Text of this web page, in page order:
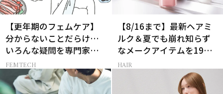
【更年期のフェムケア】
分からないことだらけ…
いろんな疑問を専門家に
聞いてみた
FEMTECH
【8/16まで】最新ヘアミ
ルク＆夏でも崩れ知らず
なメークアイテムを19名
様にプレゼント！
HAIR